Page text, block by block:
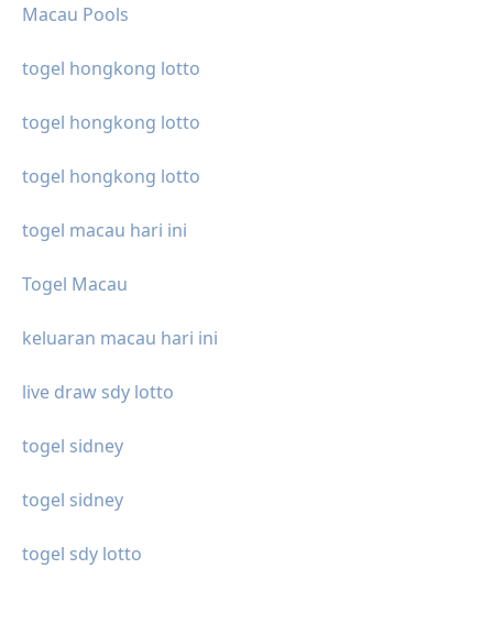
Macau Pools
togel hongkong lotto
togel hongkong lotto
togel hongkong lotto
togel macau hari ini
Togel Macau
keluaran macau hari ini
live draw sdy lotto
togel sidney
togel sidney
togel sdy lotto